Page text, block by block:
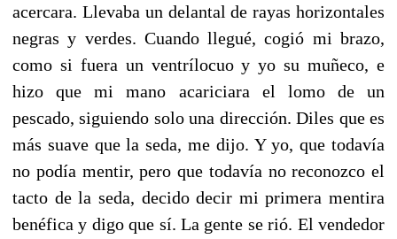
acercara. Llevaba un delantal de rayas horizontales
negras y verdes. Cuando llegué, cogió mi brazo,
como si fuera un ventrílocuo y yo su muñeco, e
hizo que mi mano acariciara el lomo de un
pescado, siguiendo solo una dirección. Diles que es
más suave que la seda, me dijo. Y yo, que todavía
no podía mentir, pero que todavía no reconozco el
tacto de la seda, decido decir mi primera mentira
benéfica y digo que sí. La gente se rió. El vendedor